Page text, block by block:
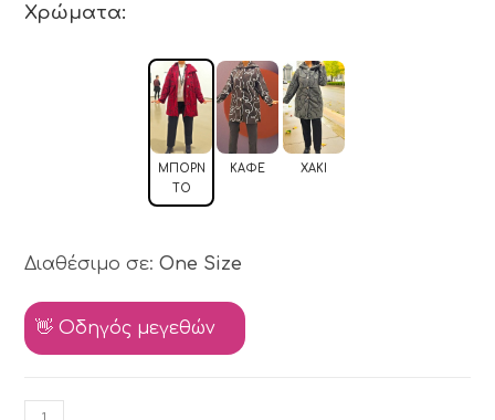
Χρώματα:
ΜΠΟΡΝ
ΤΌ
ΚΑΦΈ ΧΑΚΊ
Διαθέσιμο σε:One Size
👋 Οδηγός μεγεθών